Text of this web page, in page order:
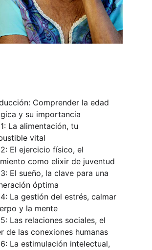
Comprender la edad
y su importancia
La alimentación, tu
vital
El ejercicio físico, el
como elixir de juventud
El sueño, la clave para una
óptima
La gestión del estrés, calmar
y la mente
Las relaciones sociales, el
de las conexiones humanas
La estimulación intelectual,